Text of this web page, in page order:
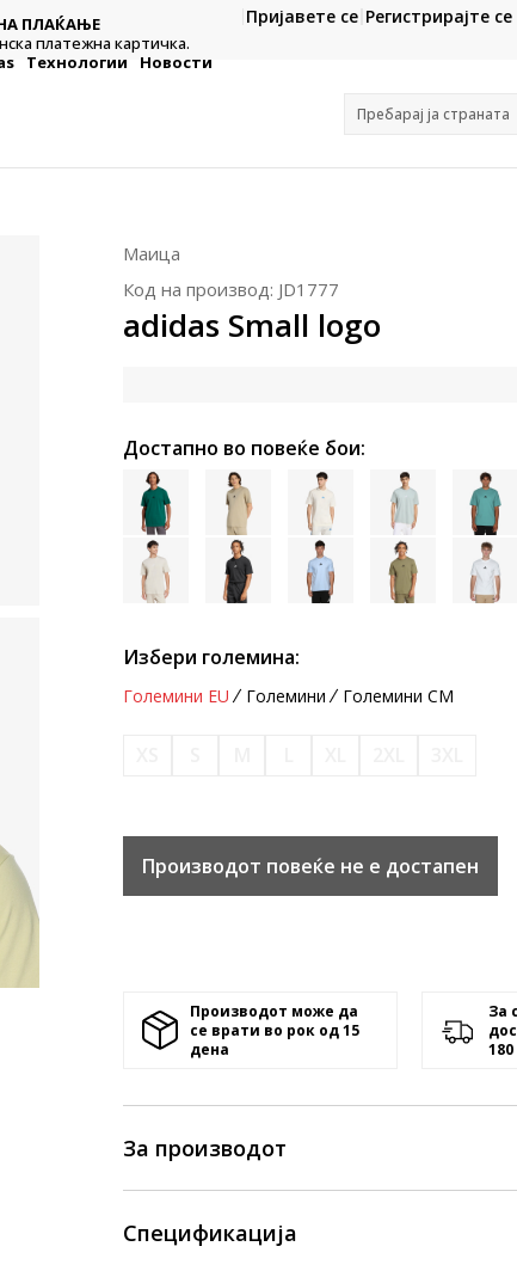
CLICK & COLLECT
online и подигнете во продавницата
по ваш избор
Пријавете се Регистрирајте се
Технологии Новости
Пребарај ја страната
Маица
Код на производ: JD1777
adidas Small logo
Достапно во повеќе бои:
Избери големина:
Големини EU Големини Големини CM
Производот повеќе не е достапен
Производот може да
се врати во рок од 15
денa
За
За производот
Спецификација